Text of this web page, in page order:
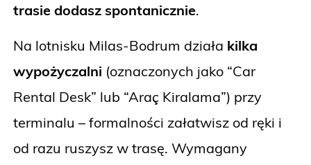
trasie dodasz spontanicznie.
Na lotnisku Milas-Bodrum działa kilka
wypożyczalni (oznaczonych jako “Car
Rental Desk” lub “Araç Kiralama”) przy
terminalu – formalności załatwisz od ręki i
od razu ruszysz w trasę. Wymagany